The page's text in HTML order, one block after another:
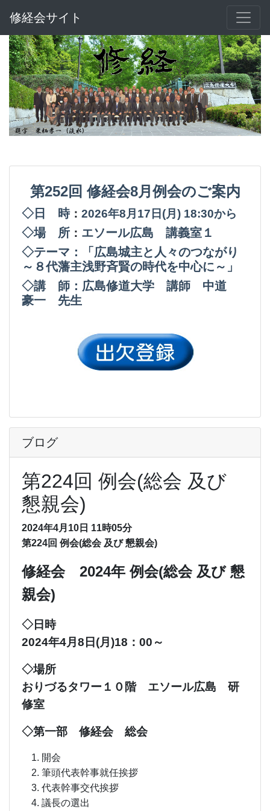
修経会サイト
第252回修経会8月例会のご案内
◇日 時： 2026年8月17日(月 ) 18:30から
◇場 所 ： エソール広島 講義室１
◇テーマ：「広島城主と人々のつながり
～８代藩主浅野斉賢の時代を中心に～」
◇講 師：広島修道大学 講師 中道
豪一 先生
ブログ
第224回 例会(総会 及び
懇親会)
2024年4月10日 11時05分
第224回 例会(総会 及び 懇親会)
修経会 2024年 例会(総会 及び 懇
親会)
◇日時
2024年4月8日(月)18：00～
◇場所
おりづるタワー１０階 エソール広島 研
修室
◇第一部 修経会 総会
1. 開会
2. 筆頭代表幹事就任挨拶
3. 代表幹事交代挨拶
4. 議長の選出